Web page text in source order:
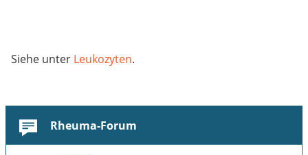
Siehe unter Leukozyten.
Rheuma-Forum